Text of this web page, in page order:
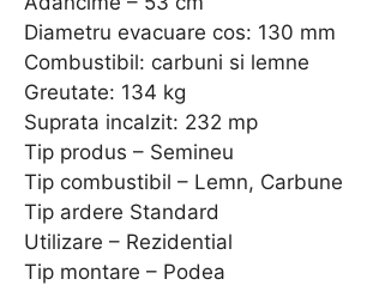
Diametru evacuare cos: 130 mm
Combustibil: carbuni si lemne
Greutate: 134 kg
Suprata incalzit: 232 mp
Tip produs – Semineu
Tip combustibil – Lemn, Carbune
Tip ardere Standard
Utilizare – Rezidential
Tip montare – Podea